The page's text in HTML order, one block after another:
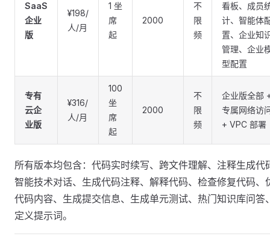
SaaS
企业
版
¥198/
人/月
1 坐
席
起
2000
不
限
频
看板、成员
计、智能体
置、企业知
管理、企业
型配置
专有
云企
业版
¥316/
人/月
100
坐
席
起
2000
不
限
频
企业版全部
专属网络访
+ VPC 部署
所有版本均包含：代码实时续写、跨文件理解、注释生成代
智能技术对话、生成代码注释、解释代码、检查修复代码、
代码内容、生成提交信息、生成单元测试、热门知识库问答
定义提示词。